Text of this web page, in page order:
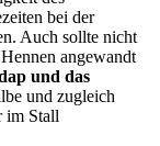
bei der
Auch sollte nicht
angewandt
und das
und zugleich
im Stall